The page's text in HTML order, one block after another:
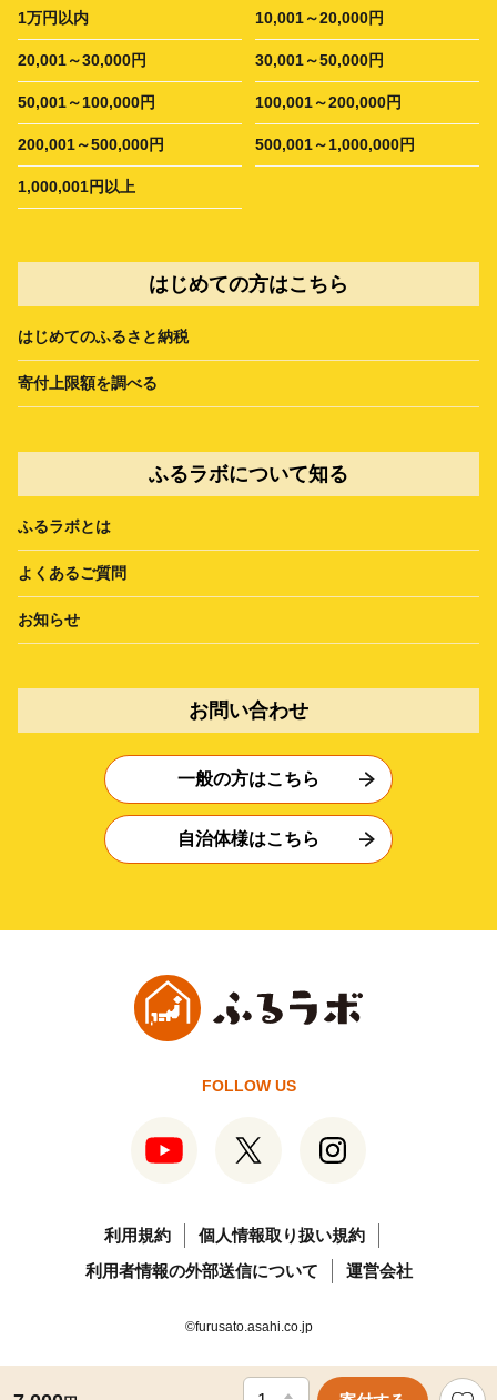
1万円以内 10,001～20,000円
20,001～30,000円 30,001～50,000円
50,001～100,000円 100,001～200,000円
200,001～500,000円 500,001～1,000,000円
1,000,001円以上
はじめての方はこちら
はじめてのふるさと納税
寄付上限額を調べる
ふるラボについて知る
ふるラボとは
よくあるご質問
お知らせ
お問い合わせ
一般の方はこちら
自治体様はこちら
FOLLOW US
利用規約
個人情報取り扱い規約
利用者情報の外部送信について
運営会社
©furusato.asahi.co.jp